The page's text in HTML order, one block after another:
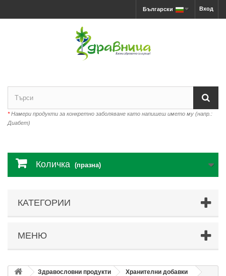
Вход
Български
*Намери продукти за конкретно заболяване като напишеш името му (напр.:
Диабет)
Количка (празна)
КАТЕГОРИИ
МЕНЮ
Здравословни продукти
Хранителни добавки